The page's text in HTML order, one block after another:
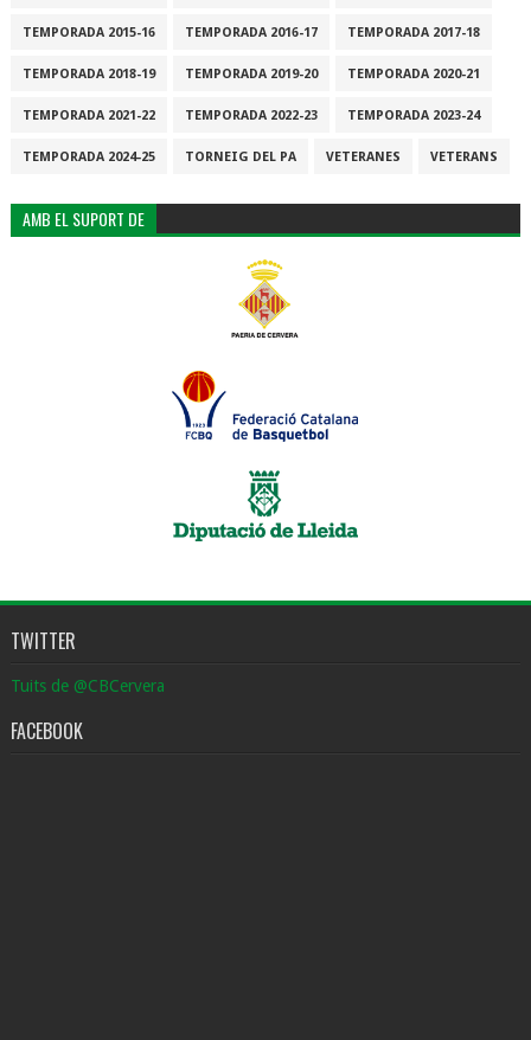
TEMPORADA 2015-16 TEMPORADA 2016-17 TEMPORADA 2017-18
TEMPORADA 2018-19 TEMPORADA 2019-20 TEMPORADA 2020-21
TEMPORADA 2021-22 TEMPORADA 2022-23 TEMPORADA 2023-24
TEMPORADA 2024-25 TORNEIG DEL PA VETERANES VETERANS
AMB EL SUPORT DE
TWITTER
Tuits de @CBCervera
FACEBOOK